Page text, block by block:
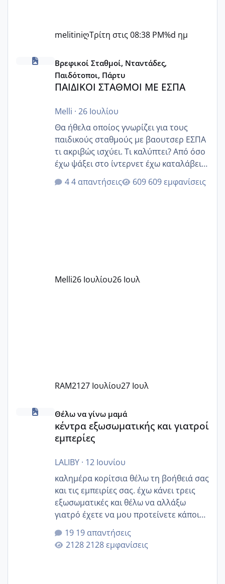
melitiniღΤρίτη στις 08:38 PM%d ημ
ΠΑΙΔΙΚΟΙ ΣΤΑΘΜΟΙ ΜΕ ΕΣΠΑ
Βρεφικοί Σταθμοί, Νταντάδες,
Παιδότοποι, Πάρτυ
ΠΑΙΔΙΚΟΙ ΣΤΑΘΜΟΙ ΜΕ ΕΣΠΑ
Melli · 26 Ιουλίου
Θα ήθελα οποίος γνωρίζει για τους
παιδικούς σταθμούς με βαουτσερ ΕΣΠΑ
τι ακριβώς ισχύει. Τι καλύπτει? Από όσο
έχω ψάξει στο ίντερνετ έχω καταλάβει
ότι το βαουτσερ καλύπτει όλα τα
δίδακτρα και τα τροφεια του ιδιωτικού
Εγώ πήγα σε έναν ιδιωτικό παιδικό στ
4 απαντήσεις 609 εμφανίσεις
Melli26 Ιουλίου26 Ιουλ
RAM2127 Ιουλίου27 Ιουλ
κέντρα εξωσωματικής και γιατροί εμπερίες
Θέλω να γίνω μαμά
κέντρα εξωσωματικής και γιατροί
εμπερίες
LALIBY· 12 Ιουνίου
καλημέρα κορίτσια θέλω τη βοήθειά σας
και τις εμπειρίες σας. έχω κάνει τρεις
εξωσωματικές και θέλω να αλλάξω
γιατρό έχετε να μου προτείνετε κάποιον
που μείνατε ευχαριστημένες και είχατε
επιιτυχία? έκανα στο υγεία με τον
ζερβομανωλάκη (δεν το εψαξε καθόλου
19 απαντήσεις
2128 εμφανίσεις